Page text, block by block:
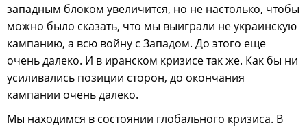
западным блоком увеличится, но не настолько, чтобы
можно было сказать, что мы выиграли не украинскую
кампанию, а всю войну с Западом. До этого еще
очень далеко. И в иранском кризисе так же. Как бы ни
усиливались позиции сторон, до окончания
кампании очень далеко.
Мы находимся в состоянии глобального кризиса. В